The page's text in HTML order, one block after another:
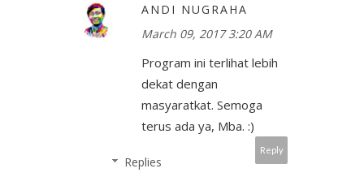
ANDI NUGRAHA
March 09, 2017 3:20 AM
Program ini terlihat lebih
dekat dengan
masyaratkat. Semoga
terus ada ya, Mba. :)
Reply
Replies